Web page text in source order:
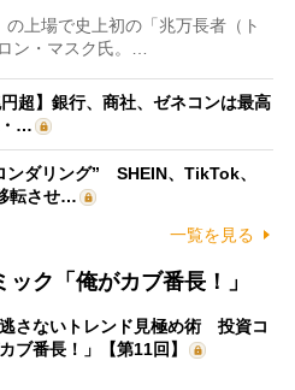
上場で史上初の「兆万長者（ト
ン・マスク氏。…
超】銀行、商社、ゼネコンは最高
・…
ンダリング” SHEIN、TikTok、
転させ…
一覧を見る
ク「俺がカブ番長！」
逃さないトレンド見極め術 投資コ
ブ番長！」【第11回】